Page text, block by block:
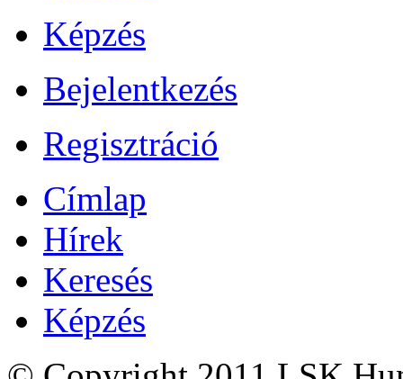
Képzés
Bejelentkezés
Regisztráció
Címlap
Hírek
Keresés
Képzés